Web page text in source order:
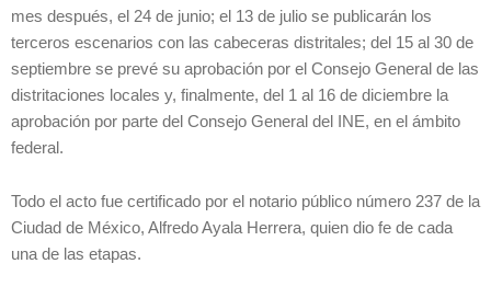
mes después, el 24 de junio; el 13 de julio se publicarán los
terceros escenarios con las cabeceras distritales; del 15 al 30 de
septiembre se prevé su aprobación por el Consejo General de las
distritaciones locales y, finalmente, del 1 al 16 de diciembre la
aprobación por parte del Consejo General del INE, en el ámbito
federal.
Todo el acto fue certificado por el notario público número 237 de la
Ciudad de México, Alfredo Ayala Herrera, quien dio fe de cada
una de las etapas.